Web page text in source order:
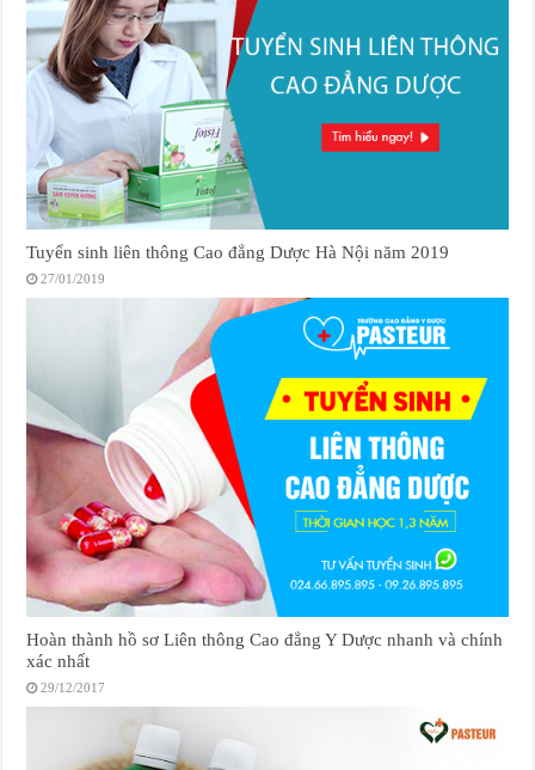
Tuyển sinh liên thông Cao đẳng Dược Hà Nội năm 2019
27/01/2019
Hoàn thành hồ sơ Liên thông Cao đẳng Y Dược nhanh và chính
xác nhất
29/12/2017